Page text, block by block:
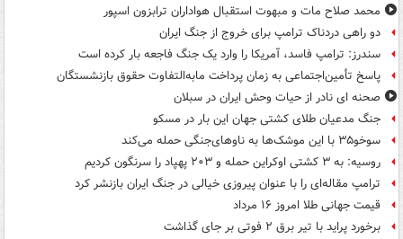
محمد صلاح مات و مبهوت استقبال هواداران ترابزون اسپور
دو راهی دردناک ترامپ برای خروج از جنگ ایران
سندرز: ترامپ فاسد، آمریکا را وارد یک جنگ فاجعه بار کرده است
پاسخ تأمین‌اجتماعی به زمان پرداخت مابه‌التفاوت حقوق بازنشستگان
صحنه ای نادر از حیات وحش ایران در سبلان
جنگ مدعیان طلای کشتی جهان این بار در مسکو
سوخو۳۵ با این موشک‌ها به ناوهای‌جنگی حمله می‌کند
روسیه: به ۳ کشتی اوکراین حمله و ۲۰۳ پهپاد را سرنگون کردیم
ترامپ مقاله‌ای را با عنوان پیروزی خیالی در جنگ ایران بازنشر کرد
قیمت جهانی طلا امروز ۱۶ مرداد
برخورد پراید با تیر برق ۲ فوتی بر جای گذاشت